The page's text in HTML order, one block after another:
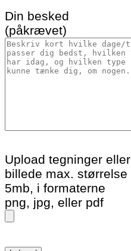
Din besked
(påkrævet)
Upload tegninger eller
billede max. størrelse
5mb, i formaterne
png, jpg, eller pdf